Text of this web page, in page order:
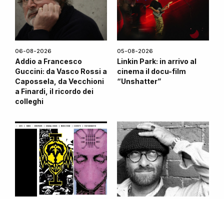
06-08-2026
Addio a Francesco
Guccini: da Vasco Rossi a
Capossela, da Vecchioni
a Finardi, il ricordo dei
colleghi
05-08-2026
Linkin Park: in arrivo al
cinema il docu-film
“Unshatter”